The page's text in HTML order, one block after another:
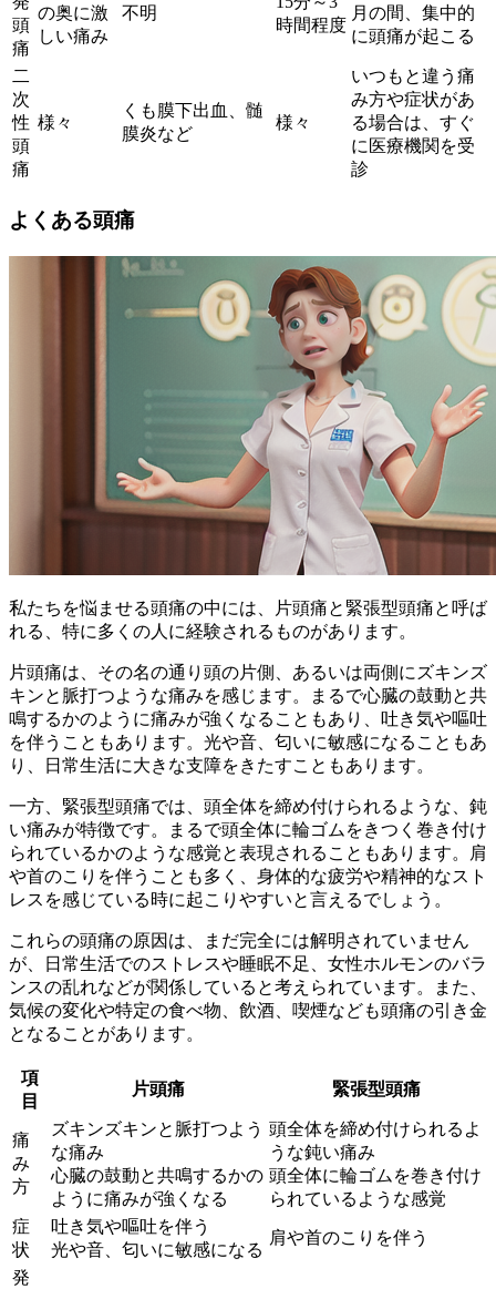
頭
痛
の奥に激
しい痛み
不明
時間程度
月の間、集中的
に頭痛が起こる
二
次
性
頭
痛
様々
くも膜下出血、髄
膜炎など
様々
いつもと違う痛
み方や症状があ
る場合は、すぐ
に医療機関を受
診
よくある頭痛
私たちを悩ませる頭痛の中には、 片頭痛と 緊張型頭痛と呼ば
れる、特に多くの人に経験されるものがあります。
片頭痛は、その名の通り頭の片側、あるいは両側にズキンズ
キンと脈打つような痛みを感じます。まるで心臓の鼓動と共
鳴するかのように痛みが強くなることもあり、吐き気や嘔吐
を伴うこともあります。光や音、匂いに敏感になることもあ
り、日常生活に大きな支障をきたすこともあります。
一方、緊張型頭痛では、頭全体を締め付けられるような、鈍
い痛みが特徴です。まるで頭全体に輪ゴムをきつく巻き付け
られているかのような感覚と表現されることもあります。肩
や首のこりを伴うことも多く、身体的な疲労や精神的なスト
レスを感じている時に起こりやすいと言えるでしょう。
これらの頭痛の原因は、まだ完全には解明されていません
が、日常生活でのストレスや睡眠不足、女性ホルモンのバラ
ンスの乱れなどが関係していると考えられています。また、
気候の変化や特定の食べ物、飲酒、喫煙なども頭痛の引き金
となることがあります。
項
目
片頭痛 緊張型頭痛
痛
み
方
ズキンズキンと脈打つよう
な痛み
心臓の鼓動と共鳴するかの
ように痛みが強くなる
頭全体を締め付けられるよ
うな鈍い痛み
頭全体に輪ゴムを巻き付け
られているような感覚
症
状
吐き気や嘔吐を伴う
光や音、匂いに敏感になる
肩や首のこりを伴う
発